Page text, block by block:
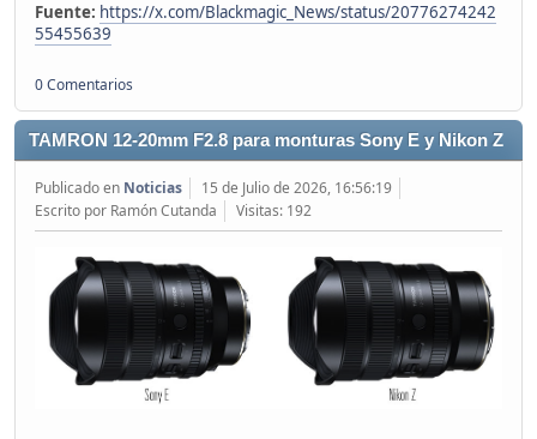
Fuente: https://x.com/Blackmagic_News/status/20776274242
55455639
0 Comentarios
TAMRON 12-20mm F2.8 para monturas Sony E y Nikon Z
Publicado en Noticias
15 de Julio de 2026, 16:56:19
Escrito por Ramón Cutanda
Visitas: 192